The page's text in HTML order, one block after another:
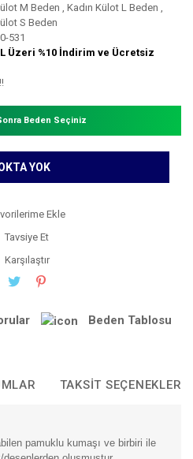
M Beden ,Kadın Külot L Beden ,
S Beden
531
Üzeri %10 İndirim ve Ücretsiz
Beden Seçiniz
YOK
Tavsiye Et
Karşılaştır
Beden Tablosu
TAKSIT SEÇENEKLERI
pamuklu kumaşı ve birbiri ile